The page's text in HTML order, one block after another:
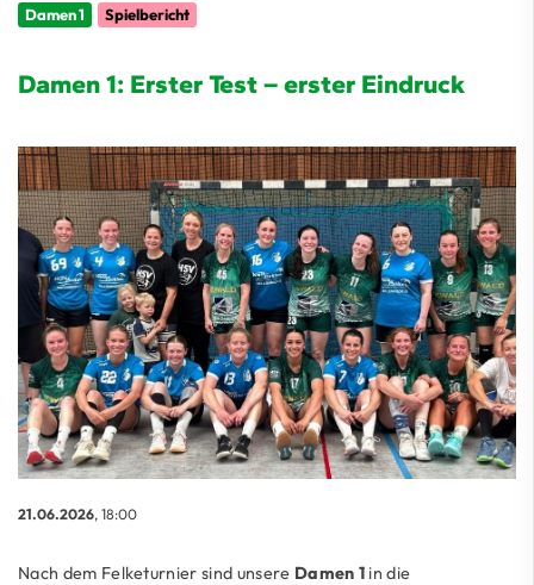
Damen 1 Spielbericht
Damen 1: Erster Test – erster Eindruck
21.06.2026, 18:00
Nach dem Felketurnier sind unsere Damen 1 in die